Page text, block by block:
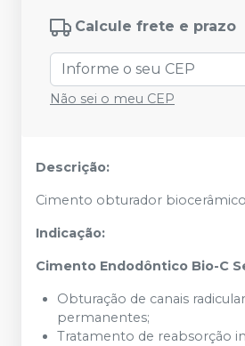
Calcule frete e prazo
Não sei o meu CEP
Descrição:
Cimento obturador
Indicação:
Cimento Endodôntico Bio-C
Obturação de canais
permanentes;
Tratamento de reabsorção